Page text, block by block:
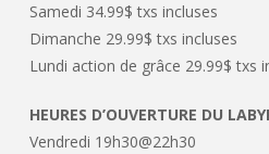
Samedi 34.99$ txs incluses
Dimanche 29.99$ txs incluses
Lundi action de grâce 29.99$ txs
HEURES D’OUVERTURE DU
Vendredi 19h30@22h30